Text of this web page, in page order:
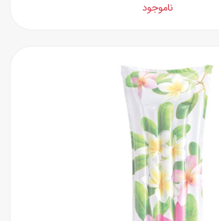
ناموجود